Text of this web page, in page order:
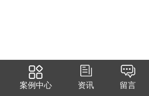
案例中心 资讯 留言